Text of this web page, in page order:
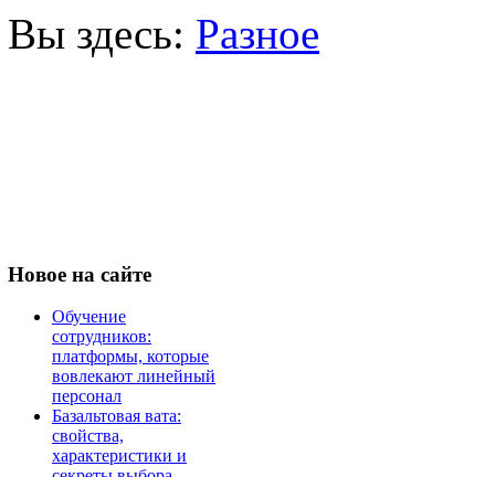
Вы здесь: Разное
Новое на сайте
Обучение
сотрудников:
платформы, которые
вовлекают линейный
персонал
Базальтовая вата:
свойства,
характеристики и